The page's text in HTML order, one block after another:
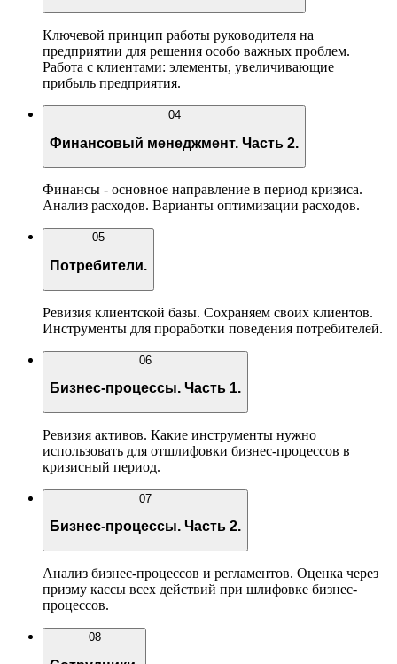
Ключевой принцип работы руководителя на
предприятии для решения особо важных проблем.
Работа с клиентами: элементы, увеличивающие
прибыль предприятия.
04
Финансовый менеджмент. Часть 2.
Финансы - основное направление в период кризиса.
Анализ расходов. Варианты оптимизации расходов.
05
Потребители.
Ревизия клиентской базы. Сохраняем своих клиентов.
Инструменты для проработки поведения потребителей.
06
Бизнес-процессы. Часть 1.
Ревизия активов. Какие инструменты нужно
использовать для отшлифовки бизнес-процессов в
кризисный период.
07
Бизнес-процессы. Часть 2.
Анализ бизнес-процессов и регламентов. Оценка через
призму кассы всех действий при шлифовке бизнес-
процессов.
08